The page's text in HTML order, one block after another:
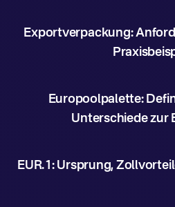
Exportverpackung:
Europoolpalette:
Unterschiede zur
EUR.1: Ursprung,